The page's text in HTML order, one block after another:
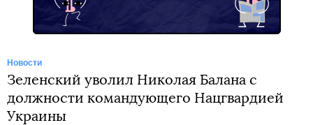
Новости
Зеленский уволил Николая Балана с
должности командующего Нацгвардией
Украины